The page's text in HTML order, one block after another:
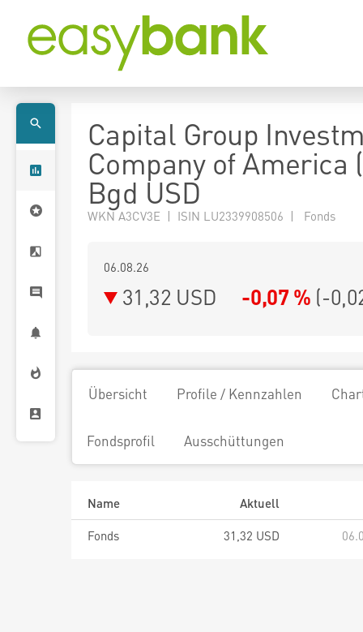
Capital Group
Company of America
Bgd USD
WKN A3CV3E | ISIN LU2339908506 | Fonds
06.08.26
31,32 USD -0,07 % (-
Übersicht Profile / Kennzahlen
Fondsprofil Ausschüttungen
Name
Aktuell
Fonds
31,32 USD